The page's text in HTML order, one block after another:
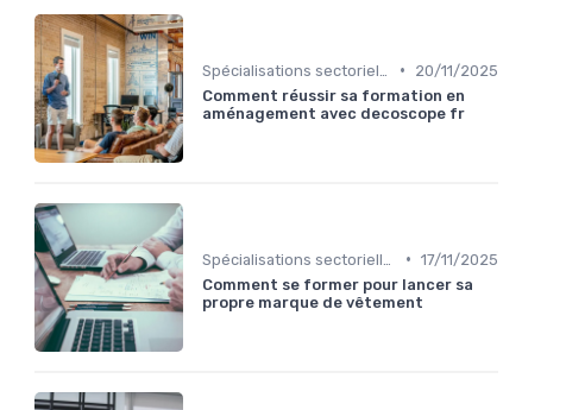
•
20/11/2025
Comment réussir sa formation en
aménagement avec decoscope fr
• 17/11/2025
Comment se former pour lancer sa
propre marque de vêtement